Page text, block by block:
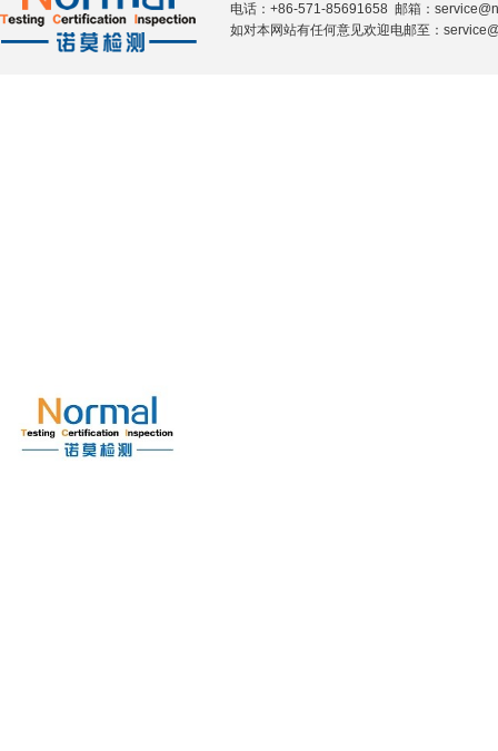
电话：+86-571-85691658 邮箱：
如对本网站有任何意见欢迎电邮至：